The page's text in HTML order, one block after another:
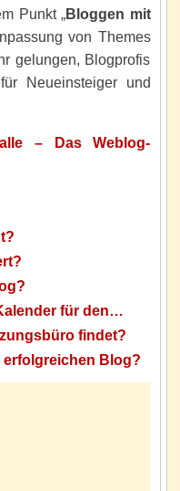
Punkt „Bloggen mit
von Themes
gelungen, Blogprofis
Neueinsteiger und
– Das Weblog-
für den…
findet?
erfolgreichen Blog?